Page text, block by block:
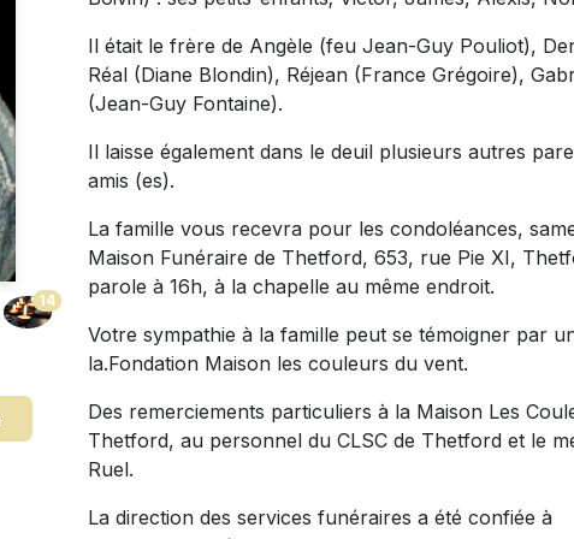
14
Il était le frère de Angèle (feu Jean-Guy Pouliot),
Réal (Diane Blondin), Réjean (France Grégoire),
(Jean-Guy Fontaine).
Il laisse également dans le deuil plusieurs autres
amis (es).
La famille vous recevra pour les condoléances,
Maison Funéraire de Thetford, 653, rue Pie XI,
parole à 16h, à la chapelle au même endroit.
Votre sympathie à la famille peut se témoigner par
la.Fondation Maison les couleurs du vent.
Des remerciements particuliers à la Maison Les
Thetford, au personnel du CLSC de Thetford et le
Ruel.
La direction des services funéraires a été confiée à